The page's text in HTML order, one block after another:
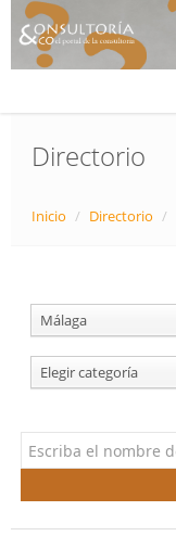
Contacto
Directorio
Inicio / Directorio /
Málaga
Elegir categoría